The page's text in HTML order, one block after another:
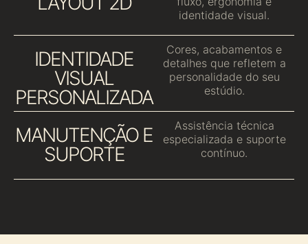
identidade visual.
IDENTIDADE
VISUAL
PERSONALIZADA
Cores, acabamentos e
detalhes que refletem a
personalidade do seu
estúdio.
MANUTENÇÃO E
SUPORTE
Assistência técnica
especializada e suporte
contínuo.